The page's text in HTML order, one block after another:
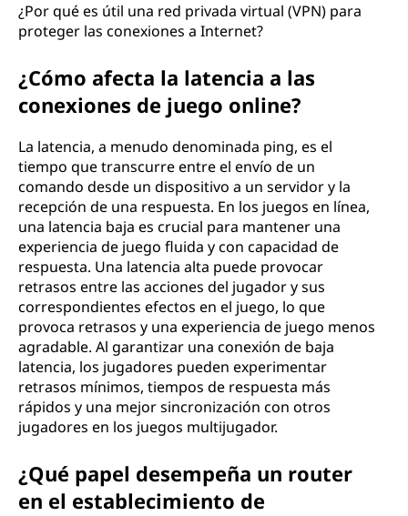
¿Por qué es útil una red privada virtual (VPN) para
proteger las conexiones a Internet?
¿Cómo afecta la latencia a las
conexiones de juego online?
La latencia, a menudo denominada ping, es el
tiempo que transcurre entre el envío de un
comando desde un dispositivo a un servidor y la
recepción de una respuesta. En los juegos en línea,
una latencia baja es crucial para mantener una
experiencia de juego fluida y con capacidad de
respuesta. Una latencia alta puede provocar
retrasos entre las acciones del jugador y sus
correspondientes efectos en el juego, lo que
provoca retrasos y una experiencia de juego menos
agradable. Al garantizar una conexión de baja
latencia, los jugadores pueden experimentar
retrasos mínimos, tiempos de respuesta más
rápidos y una mejor sincronización con otros
jugadores en los juegos multijugador.
¿Qué papel desempeña un router
en el establecimiento de